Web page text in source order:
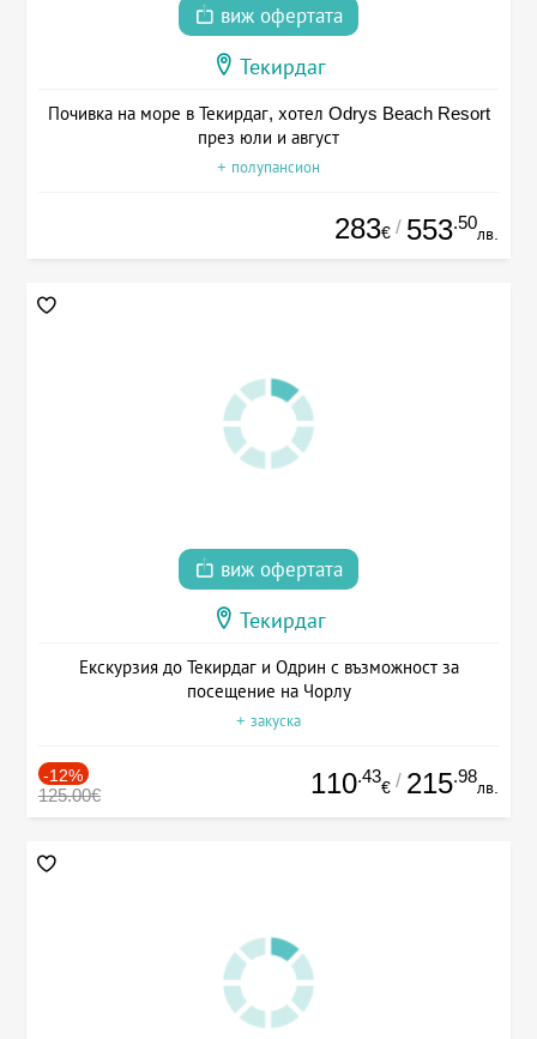
виж офертата
Текирдаг
Почивка на море в Текирдаг, хотел Odrys Beach Resort
през юли и август
+ полупансион
283€ / 553.50
лв.
виж офертата
Текирдаг
Екскурзия до Текирдаг и Одрин с възможност за
посещение на Чорлу
+ закуска
-12%
125.00€ 110.43
€ / 215.98
лв.